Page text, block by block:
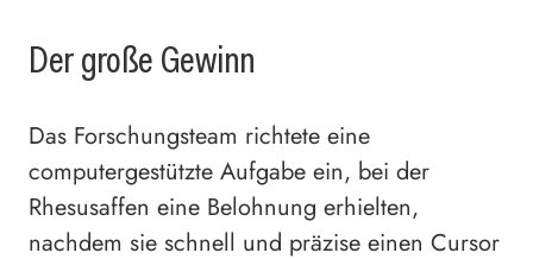
Der große Gewinn
Das Forschungsteam richtete eine
computergestützte Aufgabe ein, bei der
Rhesusaffen eine Belohnung erhielten,
nachdem sie schnell und präzise einen Cursor